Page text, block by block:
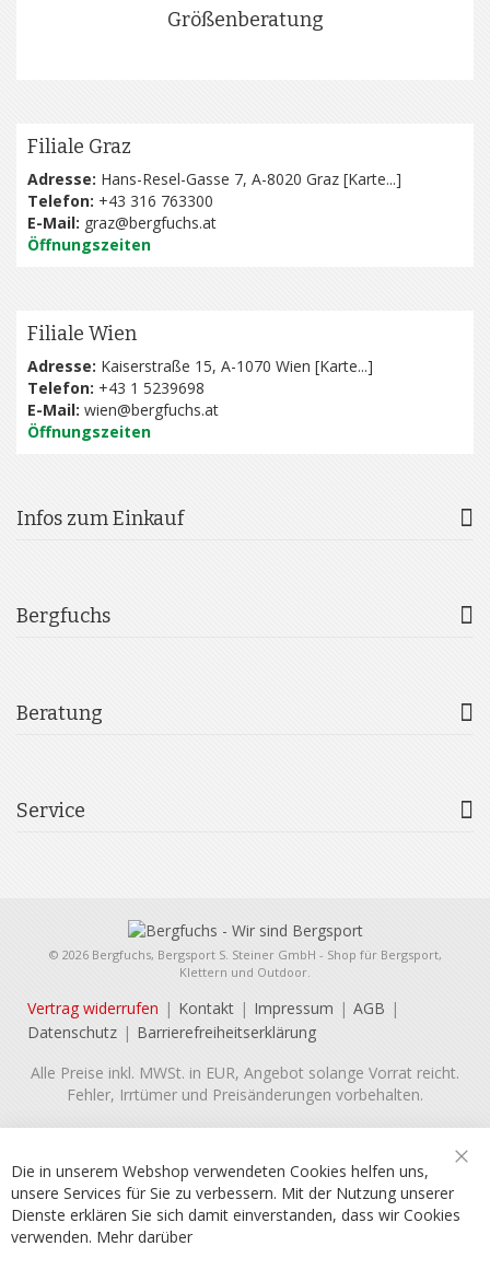
Größenberatung
Filiale Graz
Adresse: Hans-Resel-Gasse 7, A-8020 Graz [Karte...]
Telefon: +43 316 763300
E-Mail: graz@bergfuchs.at
Öffnungszeiten
Filiale Wien
Adresse: Kaiserstraße 15, A-1070 Wien [Karte...]
Telefon: +43 1 5239698
E-Mail: wien@bergfuchs.at
Öffnungszeiten
Infos zum Einkauf
Bergfuchs
Beratung
Service
© 2026 Bergfuchs, Bergsport S. Steiner GmbH - Shop für Bergsport,
Klettern und Outdoor.
Vertrag widerrufen Kontakt Impressum
AGB
Datenschutz
Barrierefreiheitserklärung
Alle Preise inkl. MWSt. in EUR, Angebot solange Vorrat reicht.
Fehler, Irrtümer und Preisänderungen vorbehalten.
Die in unserem Webshop verwendeten Cookies helfen uns,
unsere Services für Sie zu verbessern. Mit der Nutzung unserer
Dienste erklären Sie sich damit einverstanden, dass wir Cookies
verwenden. Mehr darüber